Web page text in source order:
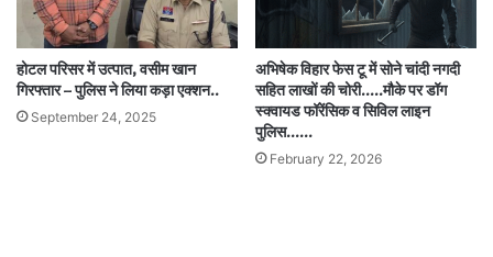
होटल परिसर में उत्पात, वसीम खान
गिरफ्तार – पुलिस ने लिया कड़ा एक्शन..
September 24, 2025
अभिषेक विहार फेस टू में सोने चांदी नगदी
सहित लाखों की चोरी…..मौके पर डॉग
स्क्वायड फॉरेंसिक व सिविल लाइन
पुलिस……
February 22, 2026